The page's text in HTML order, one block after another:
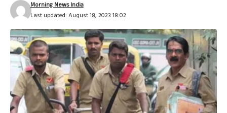
Last updated: August 18, 2023 18:02
Morning News India